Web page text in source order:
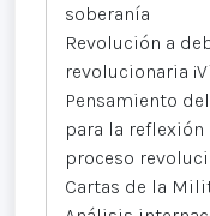
soberanía
Revolución a
revolucionaria
Pensamiento
para la
proceso
Cartas de la